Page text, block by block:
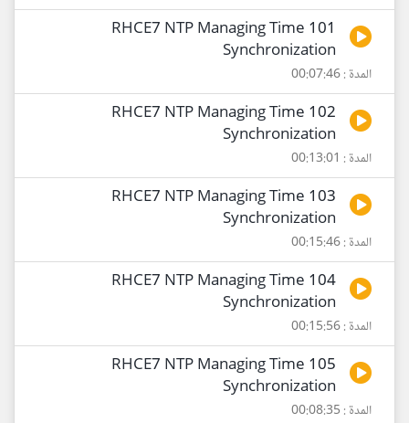
101 RHCE7 NTP Managing Time
Synchronization
المدة : 00:07:46
102 RHCE7 NTP Managing Time
Synchronization
المدة : 00:13:01
103 RHCE7 NTP Managing Time
Synchronization
المدة : 00:15:46
104 RHCE7 NTP Managing Time
Synchronization
المدة : 00:15:56
105 RHCE7 NTP Managing Time
Synchronization
المدة : 00:08:35